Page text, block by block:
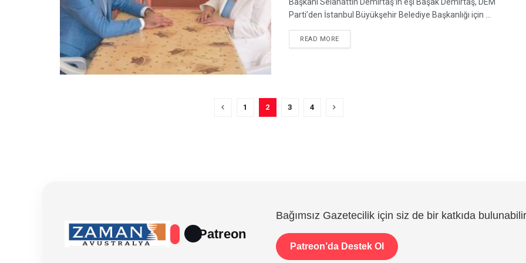
Parti’den İstanbul Büyükşehir Belediye Başkanlığı için ...
READ MOREDETAILS
1 2 3 4
Patreon
Bağımsız Gazetecilik için siz de bir katkıda
Patreon’da Destek Ol